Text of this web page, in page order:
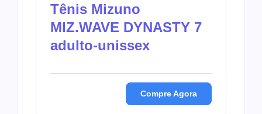
Tênis Mizuno
MIZ.WAVE DYNASTY 7
adulto-unissex
Compre Agora